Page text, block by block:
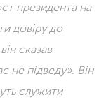
президента на
довіру до
сказав
не підведу». Він
служити